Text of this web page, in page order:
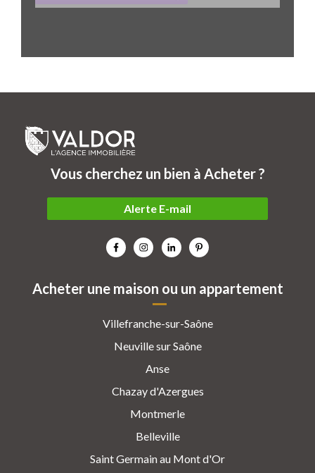
Acheter une maison ou un appartement
Villefranche-sur-Saône
Neuville sur Saône
Anse
Chazay d'Azergues
Montmerle
Belleville
Saint Germain au Mont d'Or
Vous cherchez un bien à Acheter ?
Alerte E-mail